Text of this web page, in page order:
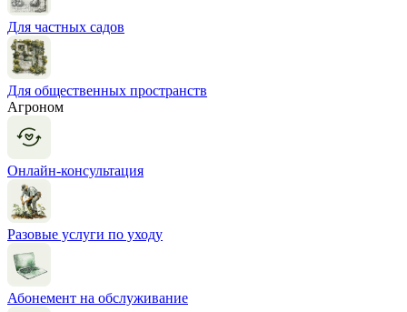
Для частных садов
Для общественных пространств
Агроном
Онлайн-консультация
Разовые услуги по уходу
Абонемент на обслуживание